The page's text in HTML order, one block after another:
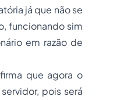
já que não se
funcionando sim
em razão de
que agora o
pois será